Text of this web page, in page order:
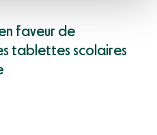
faveur de
tablettes scolaires